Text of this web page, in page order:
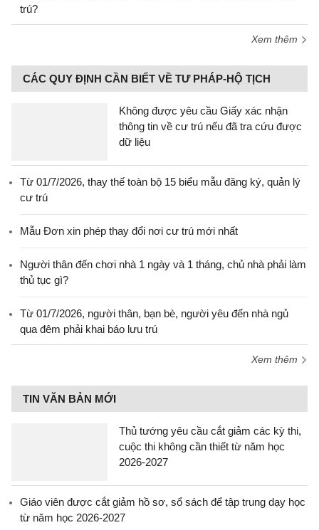
trú?
Xem thêm
CÁC QUY ĐỊNH CẦN BIẾT VỀ TƯ PHÁP-HỘ TỊCH
Không được yêu cầu Giấy xác nhận
thông tin về cư trú nếu đã tra cứu được
dữ liệu
Từ 01/7/2026, thay thế toàn bộ 15 biểu mẫu đăng ký, quản lý
cư trú
Mẫu Đơn xin phép thay đổi nơi cư trú mới nhất
Người thân đến chơi nhà 1 ngày và 1 tháng, chủ nhà phải làm
thủ tục gì?
Từ 01/7/2026, người thân, bạn bè, người yêu đến nhà ngủ
qua đêm phải khai báo lưu trú
Xem thêm
TIN VĂN BẢN MỚI
Thủ tướng yêu cầu cắt giảm các kỳ thi,
cuộc thi không cần thiết từ năm học
2026-2027
Giáo viên được cắt giảm hồ sơ, sổ sách để tập trung dạy học
từ năm học 2026-2027